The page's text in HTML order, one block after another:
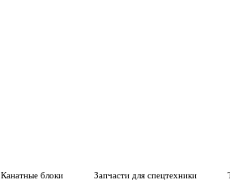
Канатные блоки Запчасти для спецтехники